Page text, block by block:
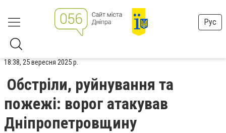
Рус
18:38, 25 вересня 2025 р.
Обстріли, руйнування та
пожежі: ворог атакував
Дніпропетровщину